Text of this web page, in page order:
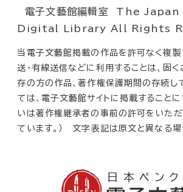
電子文藝館編輯室 The
Digital Library All Rights
当電子文藝館掲載の作品を許可なく複製
送・有線送信などに利用することは、固く
存の方の作品、著作権保護期間の存続し
ては、電子文藝館サイトに掲載すること
いは著作権継承者の事前の許可をいた
ています。） 文字表記は原文と異なる場
日本ペン